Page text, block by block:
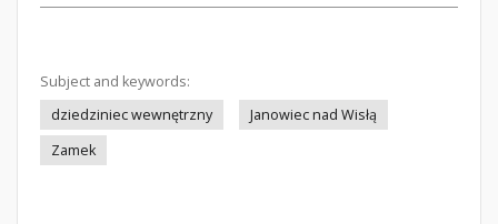
Subject and keywords:
dziedziniec wewnętrzny
Janowiec nad Wisłą
Zamek